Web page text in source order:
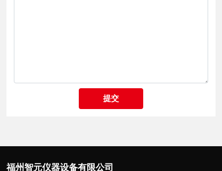
提交
福州智元仪器设备有限公司